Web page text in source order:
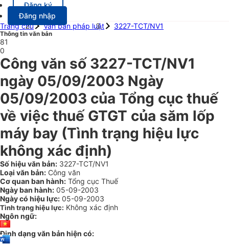
Đăng ký
Đăng nhập
Trang chủ
Văn bản pháp luật 3227-TCT/NV1
Thông tin văn bản
81
0
Công văn số 3227-TCT/NV1
ngày 05/09/2003 Ngày
05/09/2003 của Tổng cục thuế
về việc thuế GTGT của săm lốp
máy bay (Tình trạng hiệu lực
không xác định)
Số hiệu văn bản: 3227-TCT/NV1
Loại văn bản: Công văn
Cơ quan ban hành: Tổng cục Thuế
Ngày ban hành: 05-09-2003
Ngày có hiệu lực: 05-09-2003
Tình trạng hiệu lực: Không xác định
Ngôn ngữ:
Định dạng văn bản hiện có: